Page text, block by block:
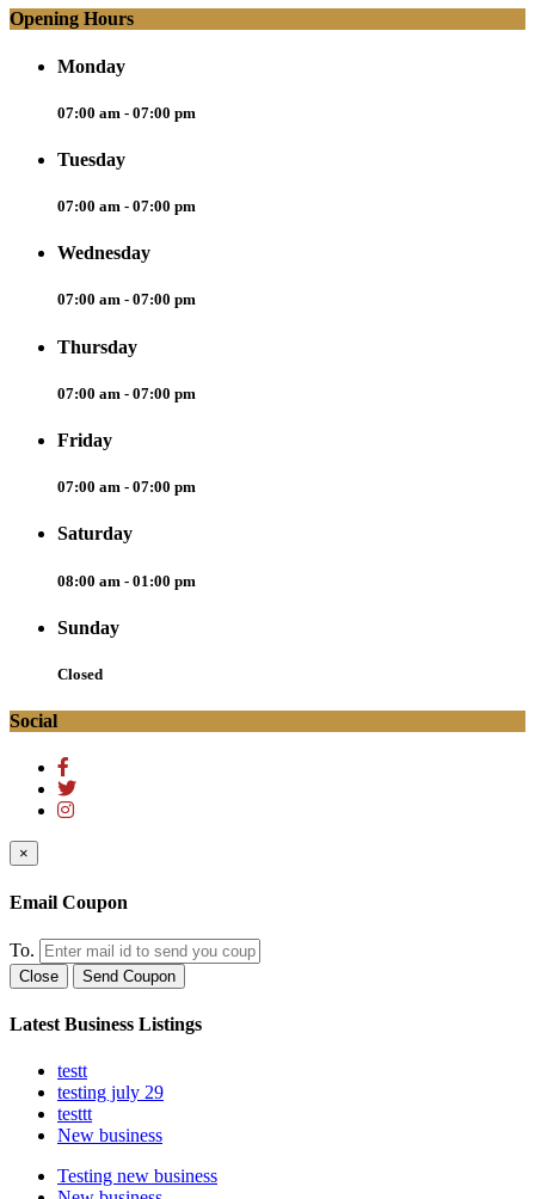
Opening Hours
Monday
07:00 am - 07:00 pm
Tuesday
07:00 am - 07:00 pm
Wednesday
07:00 am - 07:00 pm
Thursday
07:00 am - 07:00 pm
Friday
07:00 am - 07:00 pm
Saturday
08:00 am - 01:00 pm
Sunday
Closed
Social
×
Email Coupon
To.
Close Send Coupon
Latest Business Listings
testt
testing july 29
testtt
New business
Testing new business